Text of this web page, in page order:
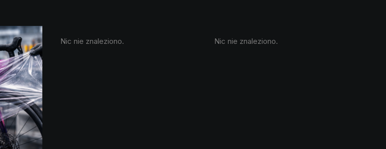
Nic nie znaleziono. Nic nie znaleziono.